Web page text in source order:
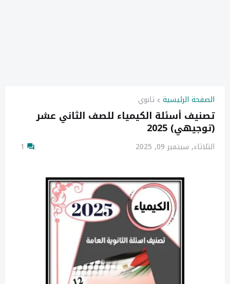
الصفحة الرئيسية ثانوي
تصنيف أسئلة الكيمياء للصف الثاني عشر
(توجيهي) 2025
الثلاثاء, سبتمبر 09, 2025 1